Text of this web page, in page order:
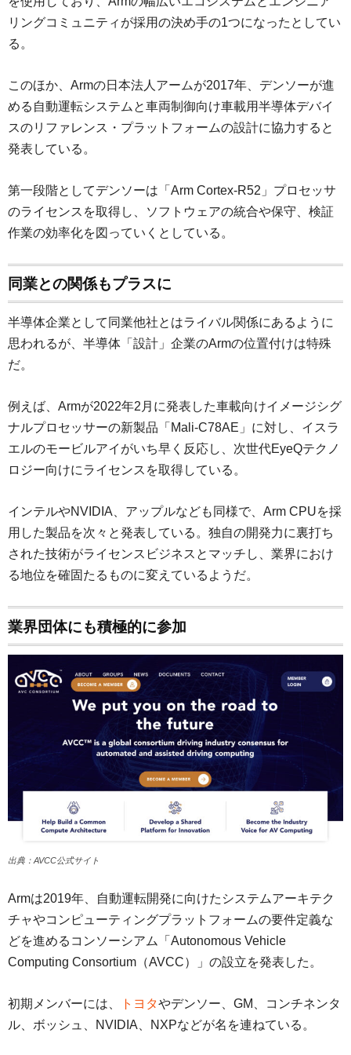
リングコミュニティが採用の決め手の1つになったとしてい
る。
このほか、Armの日本法人アームが2017年、デンソーが進
める自動運転システムと車両制御向け車載用半導体デバイ
スのリファレンス・プラットフォームの設計に協力すると
発表している。
第一段階としてデンソーは「Arm Cortex-R52」プロセッサ
のライセンスを取得し、ソフトウェアの統合や保守、検証
作業の効率化を図っていくとしている。
同業との関係もプラスに
半導体企業として同業他社とはライバル関係にあるように
思われるが、半導体「設計」企業のArmの位置付けは特殊
だ。
例えば、Armが2022年2月に発表した車載向けイメージシグ
ナルプロセッサーの新製品「Mali-C78AE」に対し、イスラ
エルのモービルアイがいち早く反応し、次世代EyeQテクノ
ロジー向けにライセンスを取得している。
インテルやNVIDIA、アップルなども同様で、Arm CPUを採
用した製品を次々と発表している。独自の開発力に裏打ち
された技術がライセンスビジネスとマッチし、業界におけ
る地位を確固たるものに変えているようだ。
業界団体にも積極的に参加
出典：AVCC公式サイト
Armは2019年、自動運転開発に向けたシステムアーキテク
チャやコンピューティングプラットフォームの要件定義な
どを進めるコンソーシアム「Autonomous Vehicle
Computing Consortium（AVCC）」の設立を発表した。
初期メンバーには、 トヨタやデンソー、GM、コンチネンタ
ル、ボッシュ、NVIDIA、NXPなどが名を連ねている。